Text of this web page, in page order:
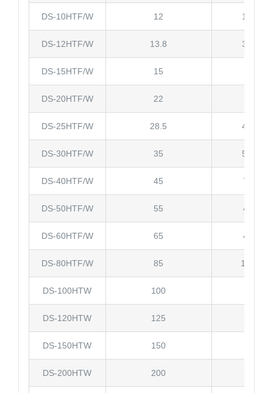
DS-10HTF/W 12 1.5/4.0
DS-12HTF/W 13.8 3.0/4.0
DS-15HTF/W 15
DS-20HTF/W 22
DS-25HTF/W 28.5 4.0/5.0
DS-30HTF/W 35 5.0/7.5
DS-40HTF/W 45 7.5/10
DS-50HTF/W 55 43784
DS-60HTF/W 65 43784
DS-80HTF/W 85 15/17.5
DS-100HTW 100
DS-120HTW 125
DS-150HTW 150
DS-200HTW 200